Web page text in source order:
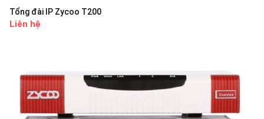
Tổng đài IP Zycoo T200
Liên hệ